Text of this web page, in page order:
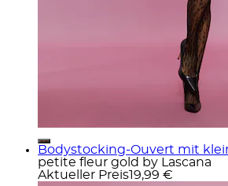
Bodystocking-Ouvert mit
petite fleur gold by Lascana
Aktueller Preis19,99 €